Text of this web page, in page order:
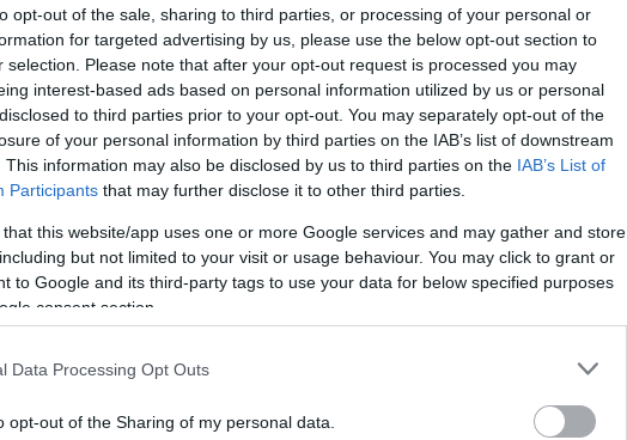
opt-out of the sale, sharing to third parties, or processing of your personal or
for targeted advertising by us, please use the below opt-out section to
selection. Please note that after your opt-out request is processed you may
interest-based ads based on personal information utilized by us or personal
to third parties prior to your opt-out. You may separately opt-out of the
of your personal information by third parties on the IAB’s list of downstream
This information may also be disclosed by us to third parties on the IAB’s List of
Participants that may further disclose it to other third parties.
that this website/app uses one or more Google services and may gather and store
but not limited to your visit or usage behaviour. You may click to grant or
to Google and its third-party tags to use your data for below specified purposes
consent section.
Data Processing Opt Outs
opt-out of the Sharing of my personal data.
munkálatai zajlanak. Itt a teljes idézet:
ez egy nagy szenzáció. Blomkamp éppen írja a
információ), és próbál finomítani az ötletein.
de ragaszkodott ahhoz, hogy a Prometheus 2
láthatjuk az Alien 5. felvonását, ugyanis a
elég ideje lesz a rendező úrnak tökéletesítenie a
kiöregedett főszereplők (Weaver és
) további
elkezdik 2017-ben, és ekkor már
szeretnétek, hogy előbb kijöjjön?
Tetszik